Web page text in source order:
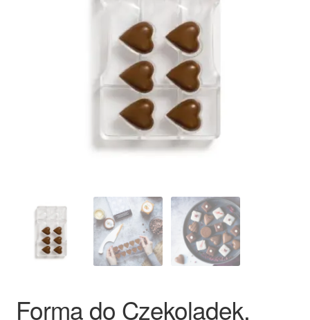
Ozdoby na tort weselny
Forma do Czekoladek,